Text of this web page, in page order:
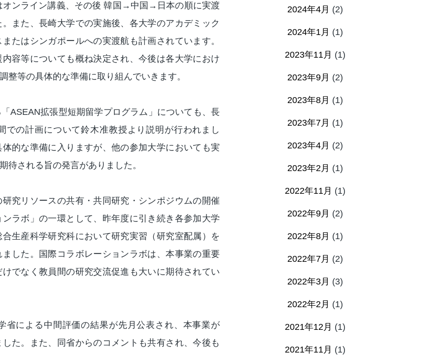
オンライン講義、その後 韓国→中国→日本の順に実渡
また、長崎大学での実施後、各大学のアカデミック
たはシンガポールへの実渡航も計画されています。
容等についても概ね決定され、今後は各大学におけ
整等の具体的な準備に取り組んでいきます。
ASEAN拡張型短期留学プログラム」についても、長
での計画について鈴木准教授より説明が行われまし
的な準備に入りますが、他の参加大学においても実
待される旨の発言がありました。
究リソースの共有・共同研究・シンポジウムの開催
ラボ」の一環として、昨年度に引き続き各参加大学
生産科学研究科において研究実習（研究室配属）を
した。国際コラボレーションラボは、本事業の重要
でなく教員間の研究交流促進も大いに期待されてい
省による中間評価の結果が先月公表され、本事業が
た。また、同省からのコメントも共有され、今後も
2024年4月 (2)
2024年1月 (1)
2023年11月 (1)
2023年9月 (2)
2023年8月 (1)
2023年7月 (1)
2023年4月 (2)
2023年2月 (1)
2022年11月 (1)
2022年9月 (2)
2022年8月 (1)
2022年7月 (2)
2022年3月 (3)
2022年2月 (1)
2021年12月 (1)
2021年11月 (1)